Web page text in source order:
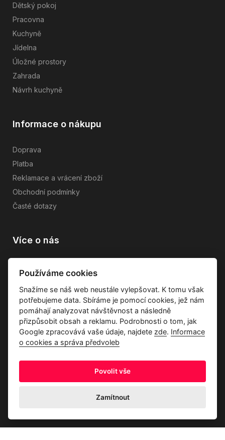
Dětský pokoj
Pracovna
Kuchyně
Jídelna
Úložné prostory
Zahrada
Návrh kuchyně
Informace o nákupu
Doprava
Platba
Reklamace a vrácení zboží
Obchodní podmínky
Časté dotazy
Více o nás
Průvodce tkaninami
Kontakty
Ochrana osobních údajů
Používáme cookies
Snažíme se náš web neustále vylepšovat. K tomu však
potřebujeme data. Sbíráme je pomocí cookies, jež nám
pomáhají analyzovat návštěvnost a následně
přizpůsobit obsah a reklamu. Podrobnosti o tom, jak
Google zpracovává vaše údaje, najdete zde. Informace
o cookies a správa předvoleb
Povolit vše
Zamítnout